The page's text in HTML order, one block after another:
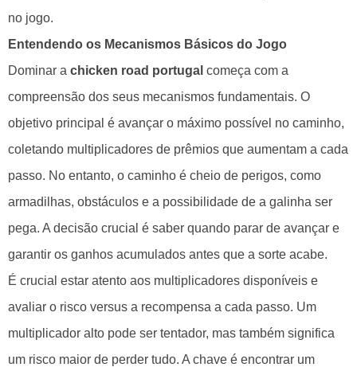
no jogo.
Entendendo os Mecanismos Básicos do Jogo
Dominar a chicken road portugal começa com a
compreensão dos seus mecanismos fundamentais. O
objetivo principal é avançar o máximo possível no caminho,
coletando multiplicadores de prêmios que aumentam a cada
passo. No entanto, o caminho é cheio de perigos, como
armadilhas, obstáculos e a possibilidade de a galinha ser
pega. A decisão crucial é saber quando parar de avançar e
garantir os ganhos acumulados antes que a sorte acabe.
É crucial estar atento aos multiplicadores disponíveis e
avaliar o risco versus a recompensa a cada passo. Um
multiplicador alto pode ser tentador, mas também significa
um risco maior de perder tudo. A chave é encontrar um